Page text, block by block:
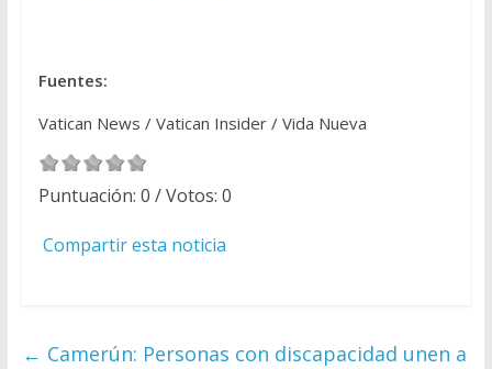
Fuentes:
Vatican News / Vatican Insider / Vida Nueva
Puntuación: 0 / Votos: 0
Compartir esta noticia
← Camerún: Personas con discapacidad unen a